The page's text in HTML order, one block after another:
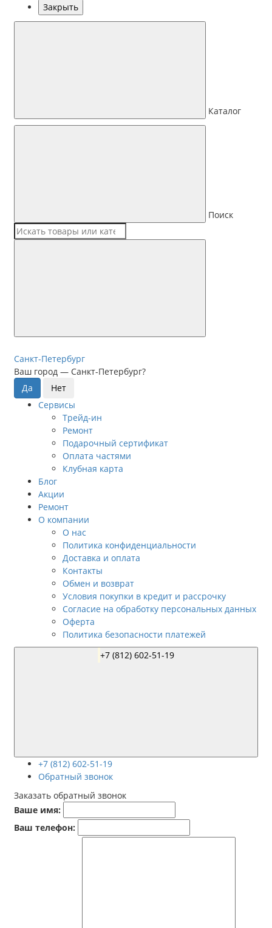
Закрыть
Каталог
Поиск
Санкт-Петербург
Ваш город — Санкт-Петербург?
Сервисы
Трейд-ин
Ремонт
Подарочный сертификат
Оплата частями
Клубная карта
Блог
Акции
Ремонт
О компании
О нас
Политика конфиденциальности
Доставка и оплата
Контакты
Обмен и возврат
Условия покупки в кредит и рассрочку
Согласие на обработку персональных данных
Оферта
Политика безопасности платежей
+7 (812) 602-51-19
Обратный звонок
Заказать обратный звонок
Ваше имя:
Ваш телефон: